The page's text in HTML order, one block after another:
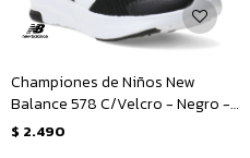
Championes de Niños New
Balance 578 C/Velcro - Negro -
Blanco
$ 2.490